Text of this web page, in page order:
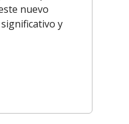
nuevo
y